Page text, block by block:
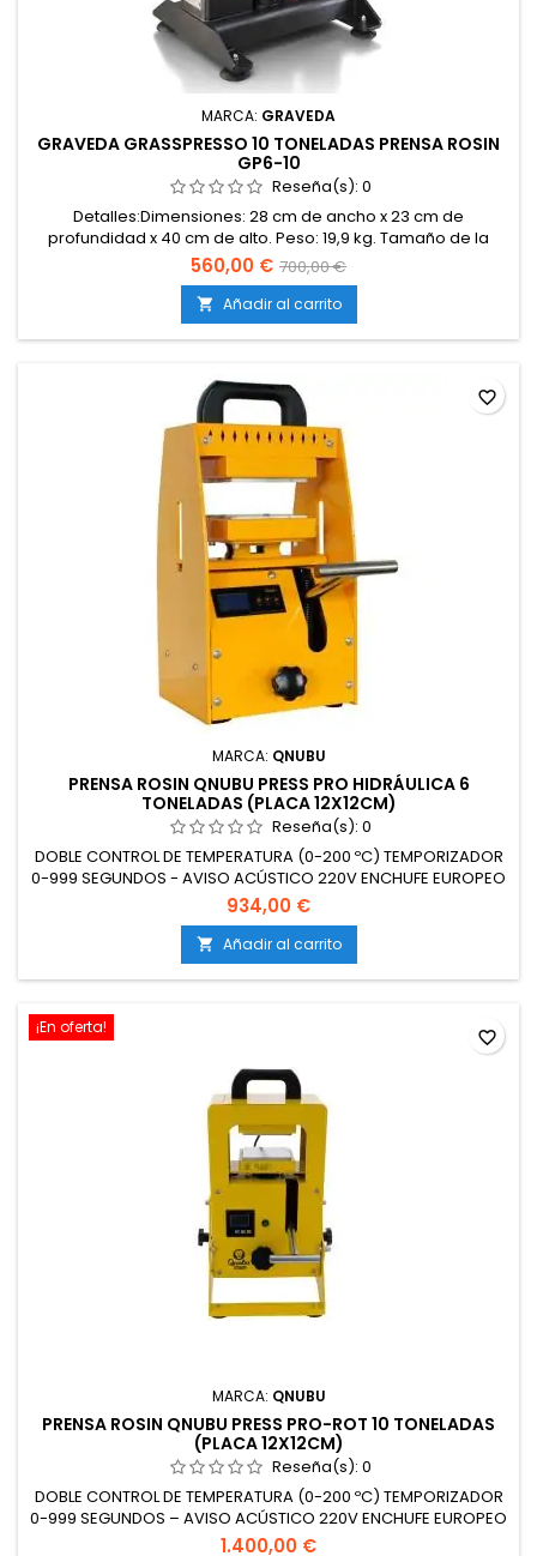
MARCA: GRAVEDA
GRAVEDA GRASSPRESSO 10 TONELADAS PRENSA ROSIN
GP6-10
Reseña(s): 0
Detalles:Dimensiones: 28 cm de ancho x 23 cm de
profundidad x 40 cm de alto. Peso: 19,9 kg. Tamaño de la
placa: 12 cm x 6 cm. Cilindro hidráulico: 10 toneladas (máx.)
9,14 toneladas (realista). Rango de temperatura: 0-150 °C.
Material: de alta calidad y duradero. Manejo: sencillo
mediante mecanismo de palanca. Adecuado para:
producción de budder,...
560,00 € 700,00 €
 Añadir al carrito
MARCA: QNUBU
PRENSA ROSIN QNUBU PRESS PRO HIDRÁULICA 6
TONELADAS (PLACA 12X12CM)
Reseña(s): 0
DOBLE CONTROL DE TEMPERATURA (0-200 ºC) TEMPORIZADOR
0-999 SEGUNDOS - AVISO ACÚSTICO 220V ENCHUFE EUROPEO
CONSUMO: 1400W/h PESO: 28 KG DIMENSIONES: 35x23x21cm
(Largo x Ancho x Alto) ENERGÍA: 1400W CORRIENTE: 6.5A
VOLTAJE: 220V FRECUENCIA: 50HZ CERTIFICACIÓN: CE
934,00 €
 Añadir al carrito
favorite_border
¡En oferta!
MARCA: QNUBU
PRENSA ROSIN QNUBU PRESS PRO-ROT 10 TONELADAS
(PLACA 12X12CM)
Reseña(s): 0
DOBLE CONTROL DE TEMPERATURA (0-200 ºC) TEMPORIZADOR
0-999 SEGUNDOS – AVISO ACÚSTICO 220V ENCHUFE EUROPEO
CONSUMO: 1400W/h PESO: 40 KG DIMENSIONES: 33x34x59cm (
1.400,00 €
favorite_border